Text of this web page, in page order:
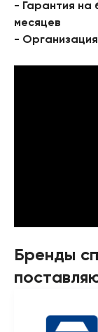
- Гарантия на
месяцев
-
Бренды